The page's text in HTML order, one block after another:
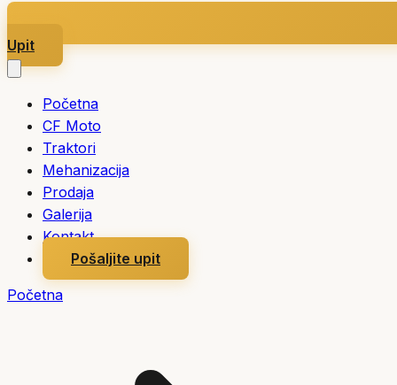
Upit
Početna
CF Moto
Traktori
Mehanizacija
Prodaja
Galerija
Kontakt
Pošaljite upit
Početna